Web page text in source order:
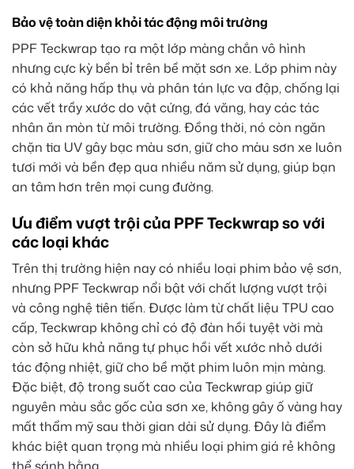
Bảo vệ toàn diện khỏi tác động môi trường
PPF Teckwrap tạo ra một lớp màng chắn vô hình
nhưng cực kỳ bền bỉ trên bề mặt sơn xe. Lớp phim này
có khả năng hấp thụ và phân tán lực va đập, chống lại
các vết trầy xước do vật cứng, đá văng, hay các tác
nhân ăn mòn từ môi trường. Đồng thời, nó còn ngăn
chặn tia UV gây bạc màu sơn, giữ cho màu sơn xe luôn
tươi mới và bền đẹp qua nhiều năm sử dụng, giúp bạn
an tâm hơn trên mọi cung đường.
Ưu điểm vượt trội của PPF Teckwrap so với
các loại khác
Trên thị trường hiện nay có nhiều loại phim bảo vệ sơn,
nhưng PPF Teckwrap nổi bật với chất lượng vượt trội
và công nghệ tiên tiến. Được làm từ chất liệu TPU cao
cấp, Teckwrap không chỉ có độ đàn hồi tuyệt vời mà
còn sở hữu khả năng tự phục hồi vết xước nhỏ dưới
tác động nhiệt, giữ cho bề mặt phim luôn mịn màng.
Đặc biệt, độ trong suốt cao của Teckwrap giúp giữ
nguyên màu sắc gốc của sơn xe, không gây ố vàng hay
mất thẩm mỹ sau thời gian dài sử dụng. Đây là điểm
khác biệt quan trọng mà nhiều loại phim giá rẻ không